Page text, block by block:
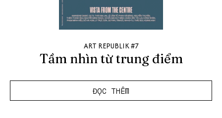
ART REPUBLIK #7
Tầm nhìn từ trung điểm
ĐỌC THÊM